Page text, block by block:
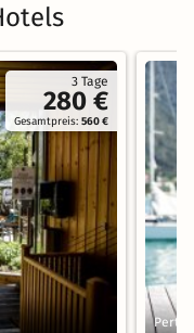
3 Tage
280 €
Gesamtpreis:560 €